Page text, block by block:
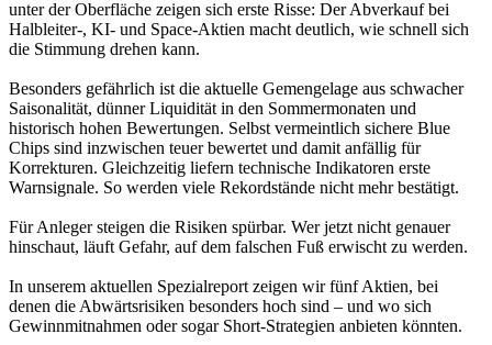
unter der Oberfläche zeigen sich erste Risse: Der Abverkauf bei
Halbleiter-, KI- und Space-Aktien macht deutlich, wie schnell sich
die Stimmung drehen kann.
Besonders gefährlich ist die aktuelle Gemengelage aus schwacher
Saisonalität, dünner Liquidität in den Sommermonaten und
historisch hohen Bewertungen. Selbst vermeintlich sichere Blue
Chips sind inzwischen teuer bewertet und damit anfällig für
Korrekturen. Gleichzeitig liefern technische Indikatoren erste
Warnsignale. So werden viele Rekordstände nicht mehr bestätigt.
Für Anleger steigen die Risiken spürbar. Wer jetzt nicht genauer
hinschaut, läuft Gefahr, auf dem falschen Fuß erwischt zu werden.
In unserem aktuellen Spezialreport zeigen wir fünf Aktien, bei
denen die Abwärtsrisiken besonders hoch sind – und wo sich
Gewinnmitnahmen oder sogar Short-Strategien anbieten könnten.